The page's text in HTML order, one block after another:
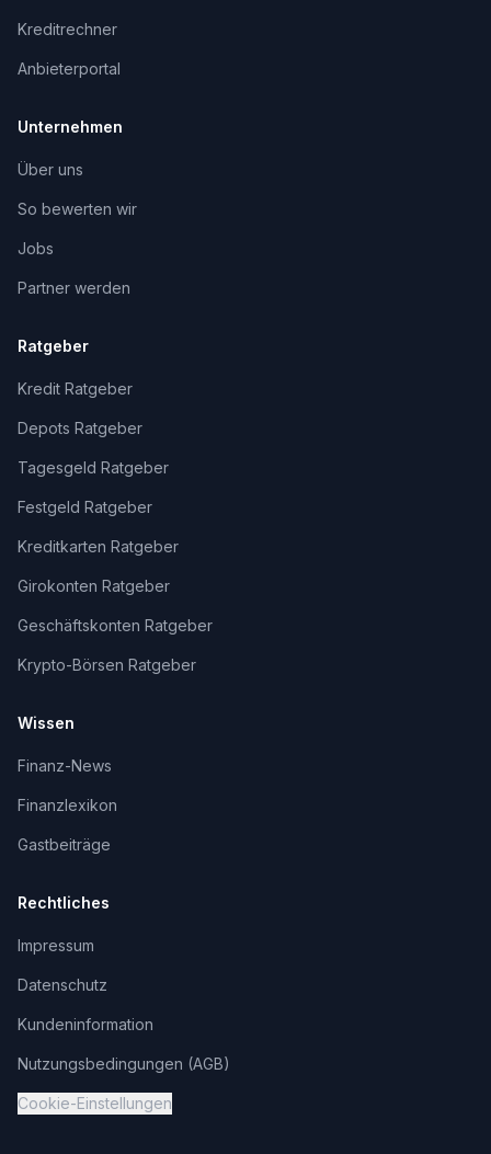
Kreditrechner
Anbieterportal
Unternehmen
Über uns
So bewerten wir
Jobs
Partner werden
Ratgeber
Kredit Ratgeber
Depots Ratgeber
Tagesgeld Ratgeber
Festgeld Ratgeber
Kreditkarten Ratgeber
Girokonten Ratgeber
Geschäftskonten Ratgeber
Krypto-Börsen Ratgeber
Wissen
Finanz-News
Finanzlexikon
Gastbeiträge
Rechtliches
Impressum
Datenschutz
Kundeninformation
Nutzungsbedingungen (AGB)
Cookie-Einstellungen